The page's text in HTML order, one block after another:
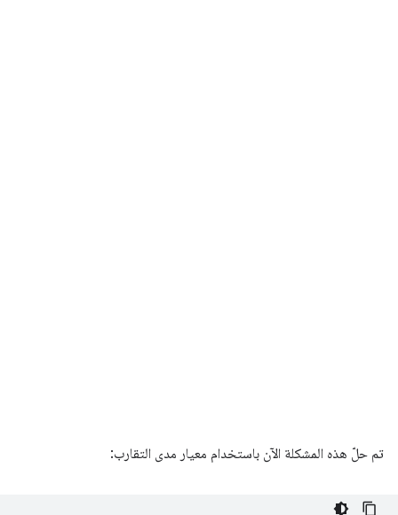
تم حلّ هذه المشكلة الآن باستخدام معيار مدى التقارب: